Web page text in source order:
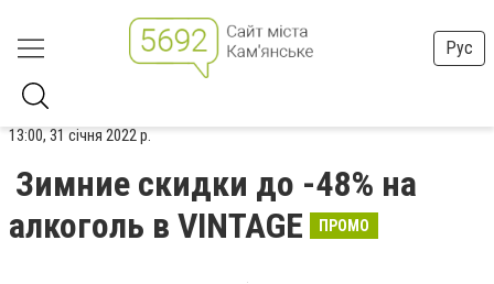
Рус
13:00, 31 січня 2022 р.
Зимние скидки до -48% на
алкоголь в VINTAGE
ПРОМО